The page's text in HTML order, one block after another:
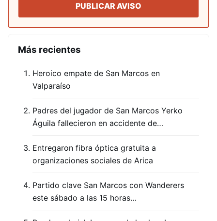
PUBLICAR AVISO
Más recientes
Heroico empate de San Marcos en
Valparaíso
Padres del jugador de San Marcos Yerko
Águila fallecieron en accidente de…
Entregaron fibra óptica gratuita a
organizaciones sociales de Arica
Partido clave San Marcos con Wanderers
este sábado a las 15 horas…